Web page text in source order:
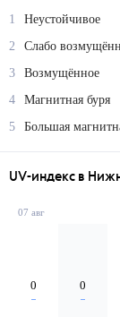
1
Неустойчивое
2
Слабо
3
Возмущённое
4
Магнитная буря
5
Большая
UV-индекс в
07 авг
0 0